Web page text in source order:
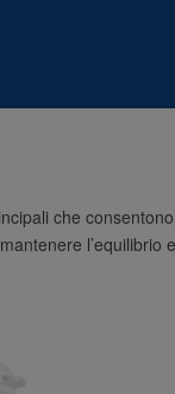
che
l’equilibrio